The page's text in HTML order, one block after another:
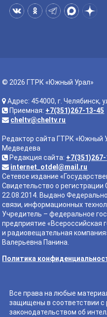
© 2026 ГТРК «Южный Урал»
Адрес: 454000, г. Челябинск,
Приемная: +7(351)267-13-45
cheltv@cheltv.ru
Редактор сайта ГТРК «Южный
Медведева
Редакция сайта:
internet_otdel@mail.ru
Сетевое издание
Свидетельство о
22.08.2014. Выдано
связи, информационных
Учредитель – федеральное
предприятие «Всероссийская
и радиовещательная
Валерьевна Панина.
Политика
Все права на любые
защищены в соответствии
законодательством об